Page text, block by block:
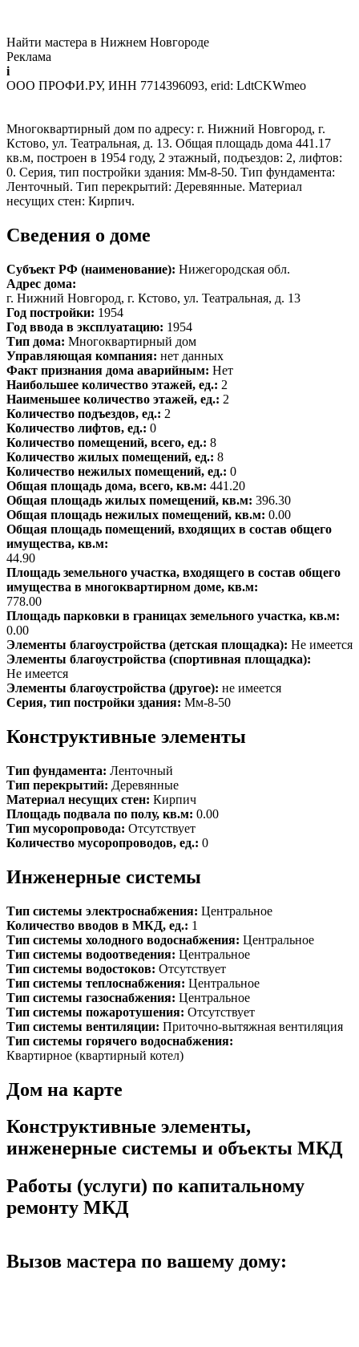
Найти мастера в Нижнем Новгороде
Реклама
i
ООО ПРОФИ.РУ, ИНН 7714396093, erid: LdtCKWmeo
Многоквартирный дом по адресу: г. Нижний Новгород, г.
Кстово, ул. Театральная, д. 13. Общая площадь дома 441.17
кв.м, построен в 1954 году, 2 этажный, подъездов: 2, лифтов:
0. Серия, тип постройки здания: Мм-8-50. Тип фундамента:
Ленточный. Тип перекрытий: Деревянные. Материал
несущих стен: Кирпич.
Сведения о доме
Субъект РФ (наименование): Нижегородская обл.
Адрес дома:
г. Нижний Новгород, г. Кстово, ул. Театральная, д. 13
Год постройки: 1954
Год ввода в эксплуатацию: 1954
Тип дома: Многоквартирный дом
Управляющая компания: нет данных
Факт признания дома аварийным: Нет
Наибольшее количество этажей, ед.: 2
Наименьшее количество этажей, ед.: 2
Количество подъездов, ед.: 2
Количество лифтов, ед.: 0
Количество помещений, всего, ед.: 8
Количество жилых помещений, ед.: 8
Количество нежилых помещений, ед.: 0
Общая площадь дома, всего, кв.м: 441.20
Общая площадь жилых помещений, кв.м: 396.30
Общая площадь нежилых помещений, кв.м: 0.00
Общая площадь помещений, входящих в состав общего
имущества, кв.м:
44.90
Площадь земельного участка, входящего в состав общего
имущества в многоквартирном доме, кв.м:
778.00
Площадь парковки в границах земельного участка, кв.м:
0.00
Элементы благоустройства (детская площадка): Не имеется
Элементы благоустройства (спортивная площадка):
Не имеется
Элементы благоустройства (другое): не имеется
Серия, тип постройки здания: Мм-8-50
Конструктивные элементы
Тип фундамента: Ленточный
Тип перекрытий: Деревянные
Материал несущих стен: Кирпич
Площадь подвала по полу, кв.м: 0.00
Тип мусоропровода: Отсутствует
Количество мусоропроводов, ед.: 0
Инженерные системы
Тип системы электроснабжения: Центральное
Количество вводов в МКД, ед.: 1
Тип системы холодного водоснабжения: Центральное
Тип системы водоотведения: Центральное
Тип системы водостоков: Отсутствует
Тип системы теплоснабжения: Центральное
Тип системы газоснабжения: Центральное
Тип системы пожаротушения: Отсутствует
Тип системы вентиляции: Приточно-вытяжная вентиляция
Тип системы горячего водоснабжения:
Квартирное (квартирный котел)
Дом на карте
Конструктивные элементы,
инженерные системы и объекты МКД
Работы (услуги) по капитальному
ремонту МКД
Вызов мастера по вашему дому: